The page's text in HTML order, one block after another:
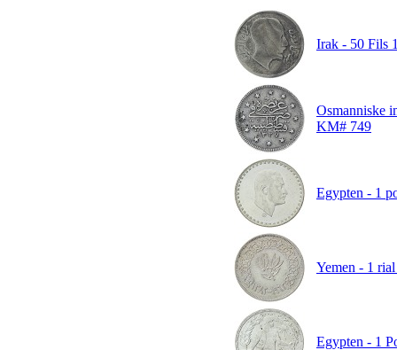
Irak - 50 Fils
Osmanniske
KM# 749
Egypten - 1
Yemen - 1
Egypten - 1